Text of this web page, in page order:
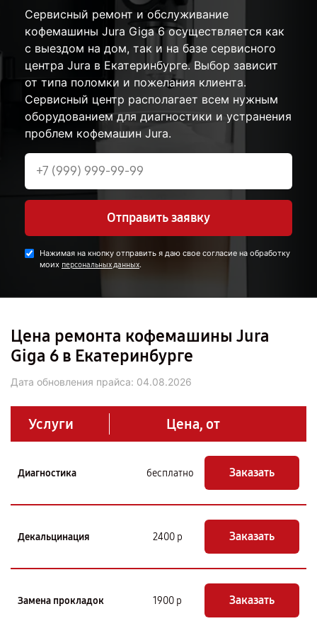
Сервисный ремонт и обслуживание
кофемашины Jura Giga 6 осуществляется как
с выездом на дом, так и на базе сервисного
центра Jura в Екатеринбурге. Выбор зависит
от типа поломки и пожелания клиента.
Сервисный центр располагает всем нужным
оборудованием для диагностики и устранения
проблем кофемашин Jura.
Отправить заявку
Нажимая на кнопку отправить я даю свое согласие на обработку
моих персональных данных.
Цена ремонта кофемашины Jura
Giga 6 в Екатеринбурге
Дата обновления прайса: 04.08.2026
Услуги Цена, от
Диагностика бесплатно Заказать
Декальцинация 2400 р Заказать
Замена прокладок 1900 р Заказать